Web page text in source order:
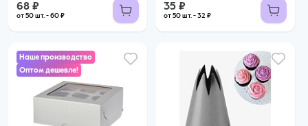
68 ₽
от 50 шт. - 60 ₽
35 ₽
от 50 шт. - 32 ₽
Наше производство
Оптом дешевле!
54 ₽ за шт. при заказе от 25 шт.